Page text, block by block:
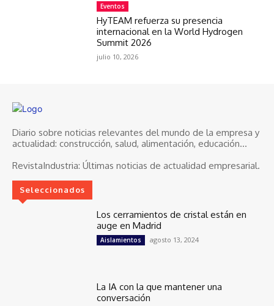
Eventos
HyTEAM refuerza su presencia
internacional en la World Hydrogen
Summit 2026
julio 10, 2026
Diario sobre noticias relevantes del mundo de la empresa y
actualidad: construcción, salud, alimentación, educación...
RevistaIndustria: Últimas noticias de actualidad empresarial.
Seleccionados
Los cerramientos de cristal están en
auge en Madrid
Aislamientos agosto 13, 2024
La IA con la que mantener una
conversación